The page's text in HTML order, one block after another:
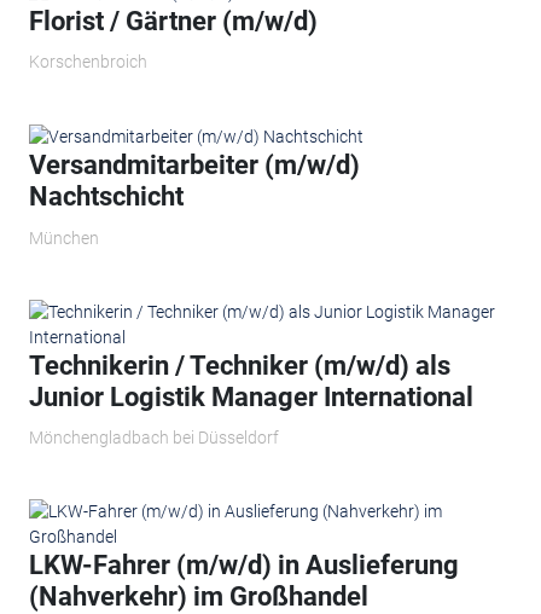
Florist / Gärtner (m/w/d)
Korschenbroich
Versandmitarbeiter (m/w/d)
Nachtschicht
München
Technikerin / Techniker (m/w/d) als
Junior Logistik Manager International
Mönchengladbach bei Düsseldorf
LKW-Fahrer (m/w/d) in Auslieferung
(Nahverkehr) im Großhandel